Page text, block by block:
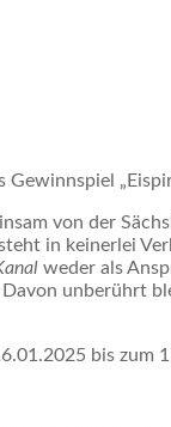
Gewinnspiel
von der
in keinerlei
weder als
unberührt
bis zum